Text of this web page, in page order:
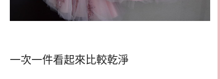
一次一件看起來比較乾淨